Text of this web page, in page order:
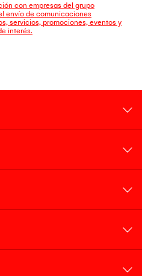
con empresas del grupo
envío de comunicaciones
servicios, promociones, eventos y
interés.